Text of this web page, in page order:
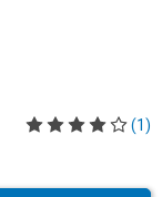
(1)